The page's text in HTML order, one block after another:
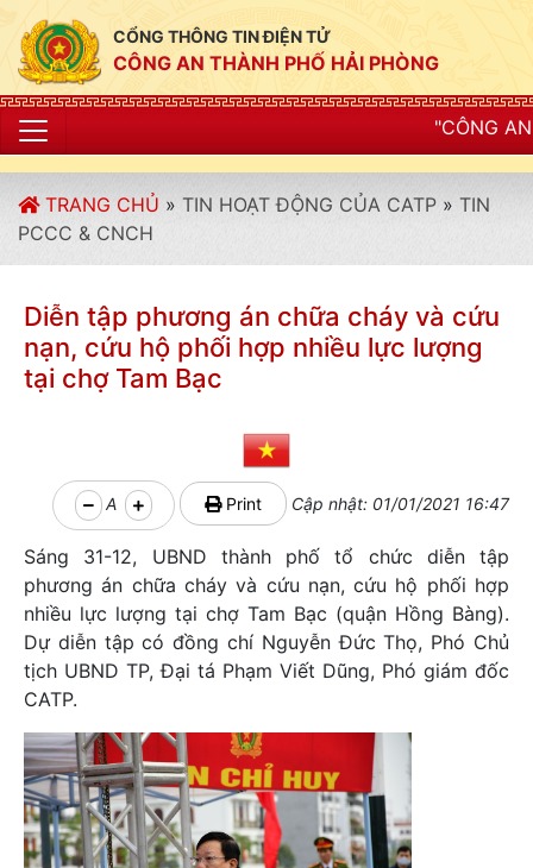
CỔNG THÔNG TIN ĐIỆN TỬ
CÔNG AN THÀNH PHỐ HẢI PHÒNG
"CÔNG AN THÀNH PHỐ HẢI
TRANG CHỦ » TIN HOẠT ĐỘNG CỦA CATP » TIN
PCCC & CNCH
Diễn tập phương án chữa cháy và cứu
nạn, cứu hộ phối hợp nhiều lực lượng
tại chợ Tam Bạc
A Print Cập nhật: 01/01/2021 16:47
Sáng 31-12, UBND thành phố tổ chức diễn tập
phương án chữa cháy và cứu nạn, cứu hộ phối hợp
nhiều lực lượng tại chợ Tam Bạc (quận Hồng Bàng).
Dự diễn tập có đồng chí Nguyễn Đức Thọ, Phó Chủ
tịch UBND TP, Đại tá Phạm Viết Dũng, Phó giám đốc
CATP.